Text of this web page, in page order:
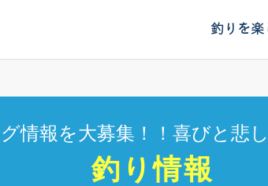
釣りを楽
情報を大募集！！喜びと悲
釣り情報